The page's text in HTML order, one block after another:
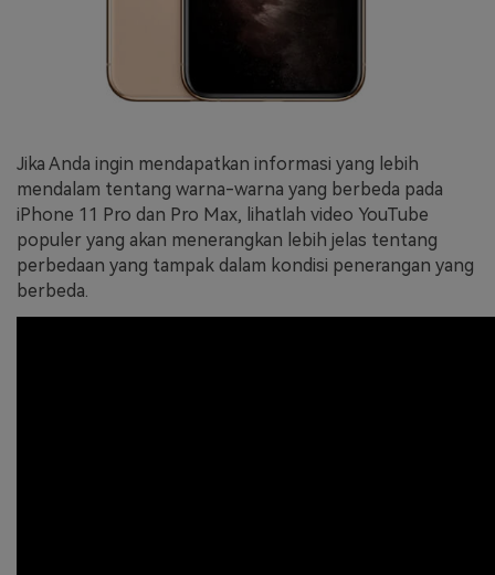
Jika Anda ingin mendapatkan informasi yang lebih
mendalam tentang warna-warna yang berbeda pada
iPhone 11 Pro dan Pro Max, lihatlah video YouTube
populer yang akan menerangkan lebih jelas tentang
perbedaan yang tampak dalam kondisi penerangan yang
berbeda.